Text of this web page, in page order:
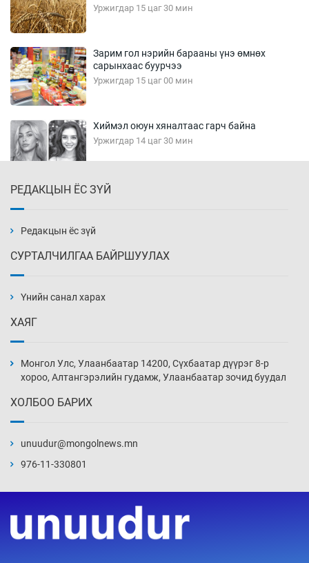
Уржигдар 15 цаг 30 мин
Зарим гол нэрийн барааны үнэ өмнөх
сарынхаас буурчээ
Уржигдар 15 цаг 00 мин
Хиймэл оюун хяналтаас гарч байна
Уржигдар 14 цаг 30 мин
Уржигдар 14 цаг 00 мин
нэмэгджээ
Уржигдар 13 цаг 30 мин
Уржигдар 13 цаг 00 мин
Уржигдар 12 цаг 30 мин
РЕДАКЦЫН ЁС ЗҮЙ
Редакцын ёс зүй
СУРТАЛЧИЛГАА БАЙРШУУЛАХ
Үнийн санал харах
ХАЯГ
Монгол Улс, Улаанбаатар 14200, Сүхбаатар дүүрэг 8-р
хороо, Алтангэрэлийн гудамж, Улаанбаатар зочид буудал
ХОЛБОО БАРИХ
unuudur@mongolnews.mn
976-11-330801